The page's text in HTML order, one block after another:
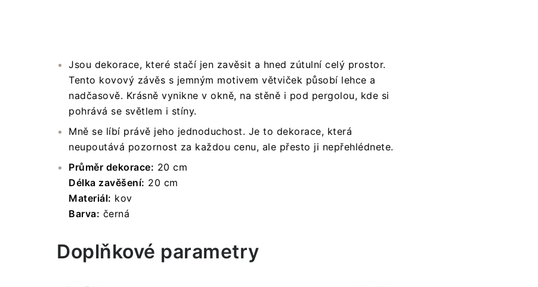
Jsou dekorace, které stačí jen zavěsit a hned zútulní celý prostor.
Tento kovový závěs s jemným motivem větviček působí lehce a
nadčasově. Krásně vynikne v okně, na stěně i pod pergolou, kde si
pohrává se světlem i stíny.
Mně se líbí právě jeho jednoduchost. Je to dekorace, která
neupoutává pozornost za každou cenu, ale přesto ji nepřehlédnete.
Průměr dekorace: 20 cm
Délka zavěšení: 20 cm
Materiál: kov
Barva: černá
Doplňkové parametry